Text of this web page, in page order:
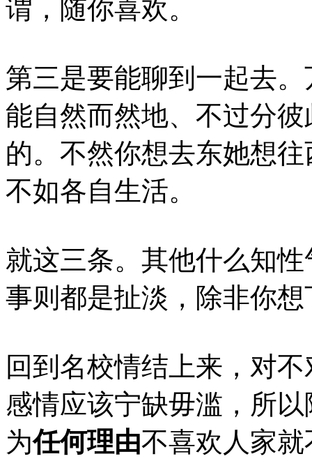
谓，随你喜欢。
第三是要能聊到一起去
能自然而然地、不过分
的。不然你想去东她想
不如各自生活。
就这三条。其他什么知
事则都是扯淡，除非你
回到名校情结上来，对
感情应该宁缺毋滥，所
为任何理由不喜欢人家